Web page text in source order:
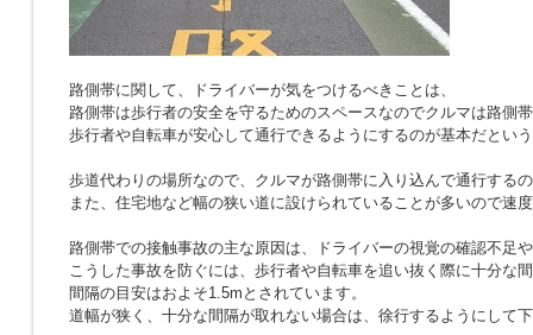
路側帯に関して、ドライバーが気をつけるべきことは、
路側帯は歩行者の安全を守るためのスペースなのでクルマは路側
歩行者や自転車が安心して通行できるようにするのが基本だとい
歩道代わりの場所なので、クルマが路側帯に入り込んで通行する
また、住宅地など幅の狭い道に設けられていることが多いので速
路側帯での接触事故の主な原因は、ドライバーの視覚の確認不足
こうした事故を防ぐには、歩行者や自転車を追い抜く際に十分な
間隔の目安はおよそ1.5mとされています。
道幅が狭く、十分な間隔が取れない場合は、徐行するようにして